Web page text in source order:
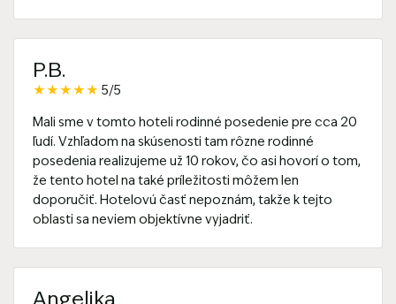
P.B.
★★★★★ 5/5
Mali sme v tomto hoteli rodinné posedenie pre cca 20
ľudí. Vzhľadom na skúsenosti tam rôzne rodinné
posedenia realizujeme už 10 rokov, čo asi hovorí o tom,
že tento hotel na také príležitosti môžem len
doporučiť. Hotelovú časť nepoznám, takže k tejto
oblasti sa neviem objektívne vyjadriť.
Angelika